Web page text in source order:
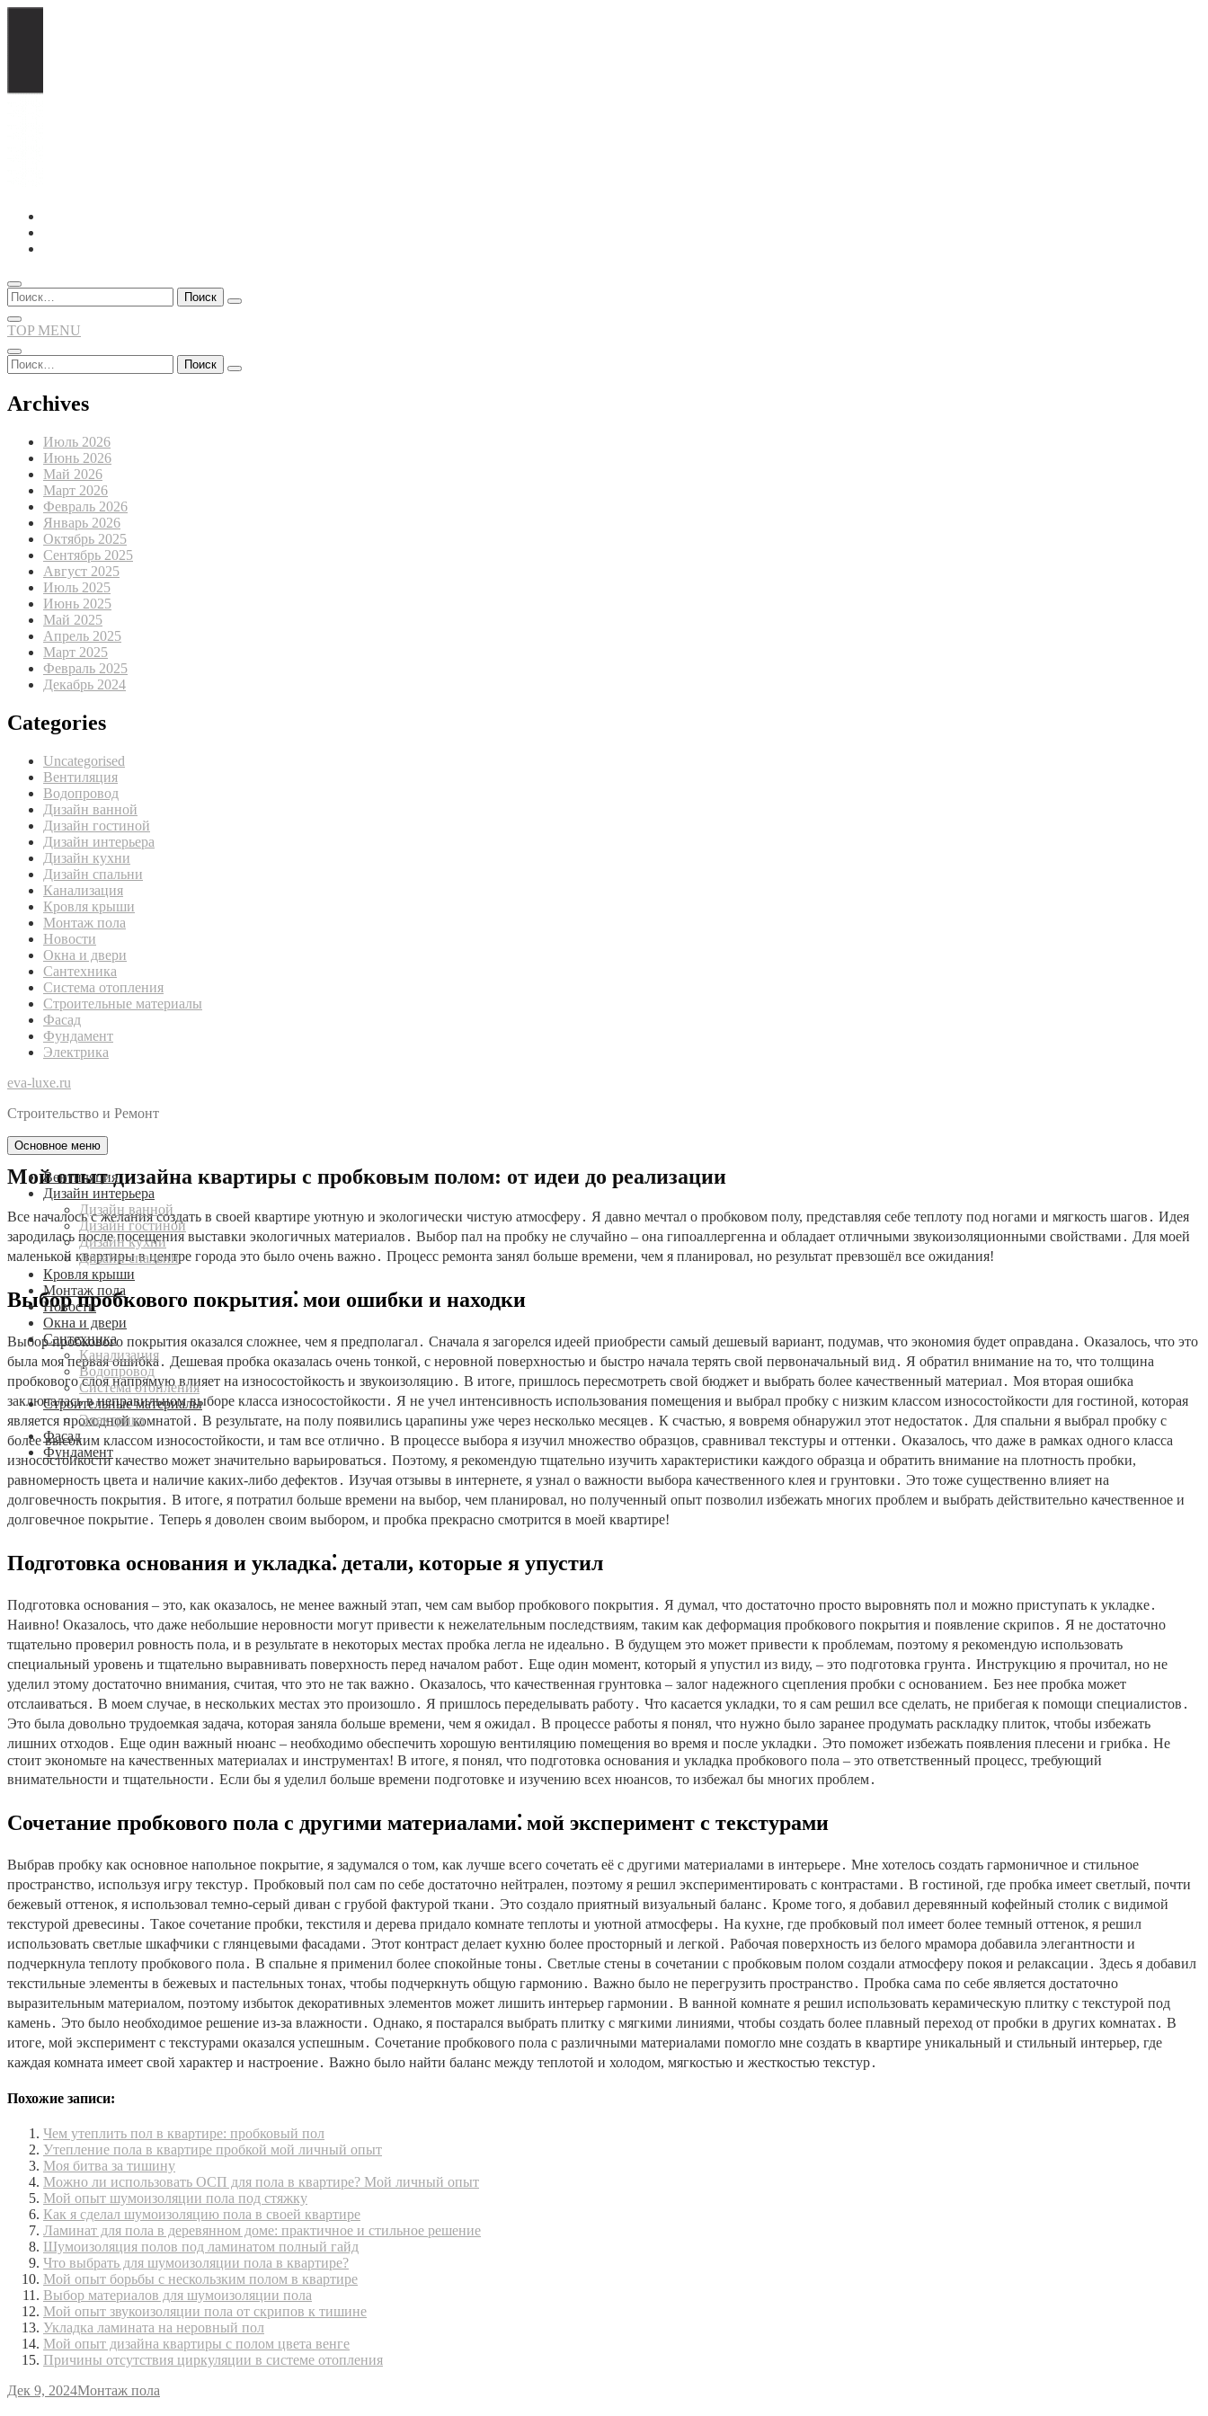
Перейти
содержимому
Найти:
TOP MENU
Найти:
Archives
Июль 2026
Июнь 2026
Май 2026
Март 2026
Февраль 2026
Январь 2026
Октябрь 2025
Сентябрь 2025
Август 2025
Июль 2025
Июнь 2025
Май 2025
Апрель 2025
Март 2025
Февраль 2025
Декабрь 2024
Categories
Uncategorised
Вентиляция
Водопровод
Дизайн ванной
Дизайн гостиной
Дизайн интерьера
Дизайн кухни
Дизайн спальни
Канализация
Кровля крыши
Монтаж пола
Новости
Окна и двери
Сантехника
Система отопления
Строительные материалы
Фасад
Фундамент
Электрика
eva-luxe.ru
Строительство и Ремонт
Основное меню
Вентиляция
Дизайн интерьера
Дизайн ванной
Дизайн гостиной
Дизайн кухни
Дизайн спальни
Кровля крыши
Монтаж пола
Новости
Окна и двери
Сантехника
Канализация
Водопровод
Система отопления
Строительные материалы
Электрика
Фасад
Фундамент
Мой опыт дизайна квартиры с пробковым полом: от идеи до реализации
Все началось с желания создать в своей квартире уютную и экологически чистую атмосферу․ Я давно мечтал о пробковом полу, представляя себе теплоту под ногами и мягкость шагов․ Идея
зародилась после посещения выставки экологичных материалов․ Выбор пал на пробку не случайно – она гипоаллергенна и обладает отличными звукоизоляционными свойствами․ Для моей
маленькой квартиры в центре города это было очень важно․ Процесс ремонта занял больше времени, чем я планировал, но результат превзошёл все ожидания!
Выбор пробкового покрытия⁚ мои ошибки и находки
Выбор пробкового покрытия оказался сложнее, чем я предполагал․ Сначала я загорелся идеей приобрести самый дешевый вариант, подумав, что экономия будет оправдана․ Оказалось, что это
была моя первая ошибка․ Дешевая пробка оказалась очень тонкой, с неровной поверхностью и быстро начала терять свой первоначальный вид․ Я обратил внимание на то, что толщина
пробкового слоя напрямую влияет на износостойкость и звукоизоляцию․ В итоге, пришлось пересмотреть свой бюджет и выбрать более качественный материал․ Моя вторая ошибка
заключалась в неправильном выборе класса износостойкости․ Я не учел интенсивность использования помещения и выбрал пробку с низким классом износостойкости для гостиной, которая
является проходной комнатой․ В результате, на полу появились царапины уже через несколько месяцев․ К счастью, я вовремя обнаружил этот недостаток․ Для спальни я выбрал пробку с
более высоким классом износостойкости, и там все отлично․ В процессе выбора я изучил множество образцов, сравнивал текстуры и оттенки․ Оказалось, что даже в рамках одного класса
износостойкости качество может значительно варьироваться․ Поэтому, я рекомендую тщательно изучить характеристики каждого образца и обратить внимание на плотность пробки,
равномерность цвета и наличие каких-либо дефектов․ Изучая отзывы в интернете, я узнал о важности выбора качественного клея и грунтовки․ Это тоже существенно влияет на
долговечность покрытия․ В итоге, я потратил больше времени на выбор, чем планировал, но полученный опыт позволил избежать многих проблем и выбрать действительно качественное и
долговечное покрытие․ Теперь я доволен своим выбором, и пробка прекрасно смотрится в моей квартире!
Подготовка основания и укладка⁚ детали, которые я упустил
Подготовка основания – это, как оказалось, не менее важный этап, чем сам выбор пробкового покрытия․ Я думал, что достаточно просто выровнять пол и можно приступать к укладке․
Наивно! Оказалось, что даже небольшие неровности могут привести к нежелательным последствиям, таким как деформация пробкового покрытия и появление скрипов․ Я не достаточно
тщательно проверил ровность пола, и в результате в некоторых местах пробка легла не идеально․ В будущем это может привести к проблемам, поэтому я рекомендую использовать
специальный уровень и тщательно выравнивать поверхность перед началом работ․ Еще один момент, который я упустил из виду, – это подготовка грунта․ Инструкцию я прочитал, но не
уделил этому достаточно внимания, считая, что это не так важно․ Оказалось, что качественная грунтовка – залог надежного сцепления пробки с основанием․ Без нее пробка может
отслаиваться․ В моем случае, в нескольких местах это произошло․ Я пришлось переделывать работу․ Что касается укладки, то я сам решил все сделать, не прибегая к помощи специалистов․
Это была довольно трудоемкая задача, которая заняла больше времени, чем я ожидал․ В процессе работы я понял, что нужно было заранее продумать раскладку плиток, чтобы избежать
лишних отходов․ Еще один важный нюанс – необходимо обеспечить хорошую вентиляцию помещения во время и после укладки․ Это поможет избежать появления плесени и грибка․ Не
стоит экономьте на качественных материалах и инструментах! В итоге, я понял, что подготовка основания и укладка пробкового пола – это ответственный процесс, требующий
внимательности и тщательности․ Если бы я уделил больше времени подготовке и изучению всех нюансов, то избежал бы многих проблем․
Сочетание пробкового пола с другими материалами⁚ мой эксперимент с текстурами
Выбрав пробку как основное напольное покрытие, я задумался о том, как лучше всего сочетать её с другими материалами в интерьере․ Мне хотелось создать гармоничное и стильное
пространство, используя игру текстур․ Пробковый пол сам по себе достаточно нейтрален, поэтому я решил экспериментировать с контрастами․ В гостиной, где пробка имеет светлый, почти
бежевый оттенок, я использовал темно-серый диван с грубой фактурой ткани․ Это создало приятный визуальный баланс․ Кроме того, я добавил деревянный кофейный столик с видимой
текстурой древесины․ Такое сочетание пробки, текстиля и дерева придало комнате теплоты и уютной атмосферы․ На кухне, где пробковый пол имеет более темный оттенок, я решил
использовать светлые шкафчики с глянцевыми фасадами․ Этот контраст делает кухню более просторный и легкой․ Рабочая поверхность из белого мрамора добавила элегантности и
подчеркнула теплоту пробкового пола․ В спальне я применил более спокойные тоны․ Светлые стены в сочетании с пробковым полом создали атмосферу покоя и релаксации․ Здесь я добавил
текстильные элементы в бежевых и пастельных тонах, чтобы подчеркнуть общую гармонию․ Важно было не перегрузить пространство․ Пробка сама по себе является достаточно
выразительным материалом, поэтому избыток декоративных элементов может лишить интерьер гармонии․ В ванной комнате я решил использовать керамическую плитку с текстурой под
камень․ Это было необходимое решение из-за влажности․ Однако, я постарался выбрать плитку с мягкими линиями, чтобы создать более плавный переход от пробки в других комнатах․ В
итоге, мой эксперимент с текстурами оказался успешным․ Сочетание пробкового пола с различными материалами помогло мне создать в квартире уникальный и стильный интерьер, где
каждая комната имеет свой характер и настроение․ Важно было найти баланс между теплотой и холодом, мягкостью и жесткостью текстур․
Похожие записи:
Чем утеплить пол в квартире: пробковый пол
Утепление пола в квартире пробкой мой личный опыт
Моя битва за тишину
Можно ли использовать ОСП для пола в квартире? Мой личный опыт
Мой опыт шумоизоляции пола под стяжку
Как я сделал шумоизоляцию пола в своей квартире
Ламинат для пола в деревянном доме: практичное и стильное решение
Шумоизоляция полов под ламинатом полный гайд
Что выбрать для шумоизоляции пола в квартире?
Мой опыт борьбы с нескользким полом в квартире
Выбор материалов для шумоизоляции пола
Мой опыт звукоизоляции пола от скрипов к тишине
Укладка ламината на неровный пол
Мой опыт дизайна квартиры с полом цвета венге
Причины отсутствия циркуляции в системе отопления
Дек 9, 2024Монтаж пола